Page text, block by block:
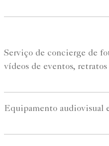
Serviço de concierge de
vídeos de eventos,
Equipamento audiovisual